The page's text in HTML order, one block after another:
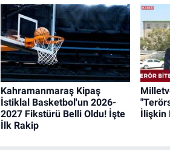
Kahramanmaraş Kipaş
İstiklal Basketbol'un 2026-
2027 Fikstürü Belli Oldu! İşte
İlk Rakip
İlişkin